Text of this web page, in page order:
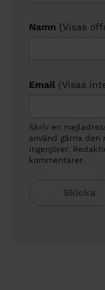
Namn (Visas
Email (Visas
Skriv en
använd gärna
Ingenjörer.
kommentarer.